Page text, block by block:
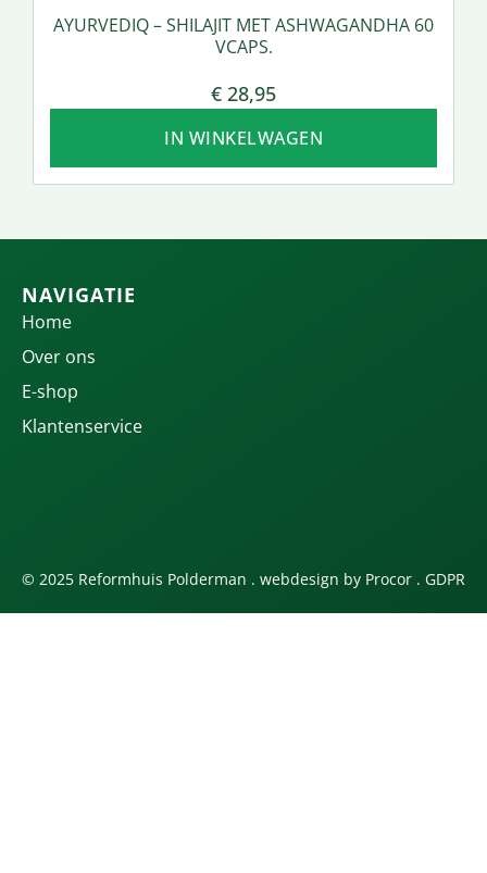
AYURVEDIQ – SHILAJIT MET ASHWAGANDHA 60
VCAPS.
€ 28,95
IN WINKELWAGEN
NAVIGATIE
Home
Over ons
E-shop
Klantenservice
© 2025 Reformhuis Polderman . webdesign by Procor . GDPR